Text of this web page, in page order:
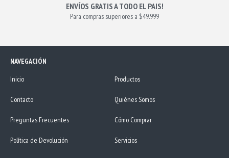
ENVÍOS GRATIS A TODO EL PAIS!
Para compras superiores a $49.999
NAVEGACIÓN
Inicio
Productos
Contacto Quiénes Somos
Preguntas Frecuentes Cómo Comprar
Política de Devolución Servicios